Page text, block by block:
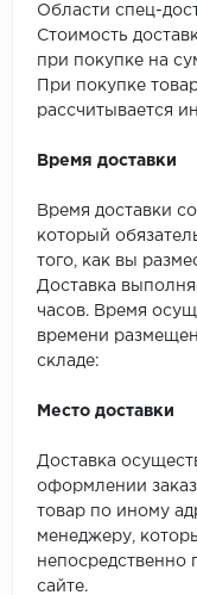
Области спец-
Стоимость
при покупке на
При покупке
рассчитывается
Время доставки
Время доставки
который
того, как вы
Доставка
часов. Время
времени
складе:
Место доставки
Доставка
оформлении
товар по иному
менеджеру,
непосредственно
сайте.